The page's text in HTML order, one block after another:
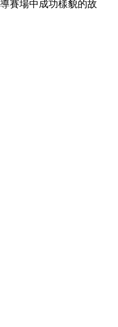
賽場中成功樣貌的故